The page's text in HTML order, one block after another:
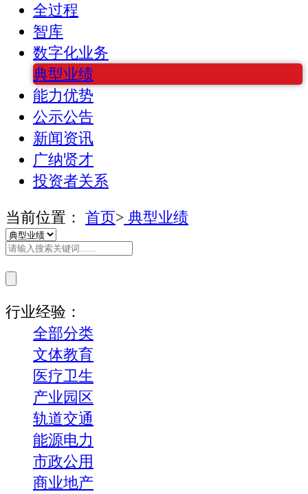
全过程
智库
数字化业务
典型业绩
能力优势
公示公告
新闻资讯
广纳贤才
投资者关系
当前位置： 首页> 典型业绩
行业经验：
全部分类
文体教育
医疗卫生
产业园区
轨道交通
能源电力
市政公用
商业地产